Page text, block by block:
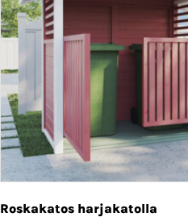
Roskakatos harjakatolla